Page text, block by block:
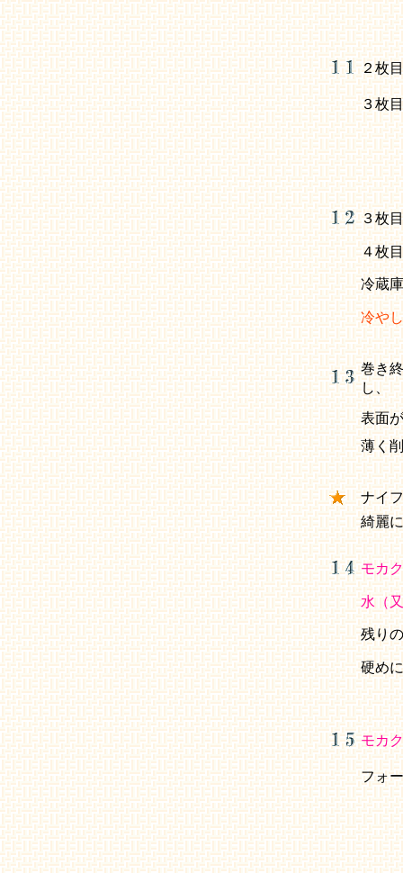
２枚
３枚
３枚
４枚
冷蔵
冷やし
巻き
し、
表面が
薄く
ナイ
綺麗
モカ
水（
残りの
硬めに
モカ
フォ